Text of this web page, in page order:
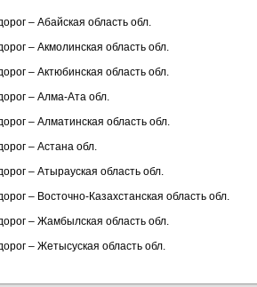
– Абайская область обл.
– Акмолинская область обл.
– Актюбинская область обл.
– Алма-Ата обл.
– Алматинская область обл.
– Астана обл.
– Атырауская область обл.
– Восточно-Казахстанская область обл.
– Жамбылская область обл.
– Жетысуская область обл.